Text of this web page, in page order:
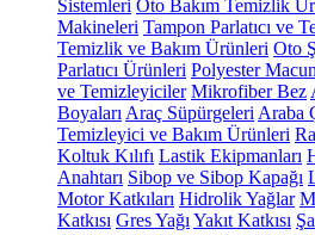
Sistemleri Oto Bakım Temizlik
Makineleri Tampon Parlatıcı ve
Temizlik ve Bakım Ürünleri Oto
Parlatıcı Ürünleri Polyester Macun
ve Temizleyiciler Mikrofiber Bez
Boyaları Araç Süpürgeleri Araba
Temizleyici ve Bakım Ürünleri
Koltuk Kılıfı Lastik Ekipmanları
Anahtarı Sibop ve Sibop Kapağı
Motor Katkıları Hidrolik Yağlar
Katkısı Gres Yağı Yakıt Katkısı